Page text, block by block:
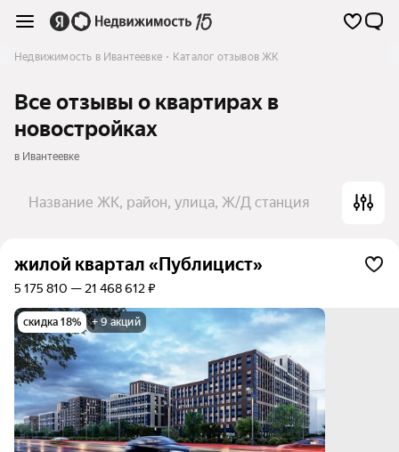
Каталог отзывов ЖК
Недвижимость в Ивантеевке
Все отзывы о квартирах в
новостройках
в Ивантеевке
Название ЖК, район, улица, Ж/Д станция
жилой квартал «Публицист»
5 175 810 — 21 468 612 ₽
скидка 18% + 9 акций